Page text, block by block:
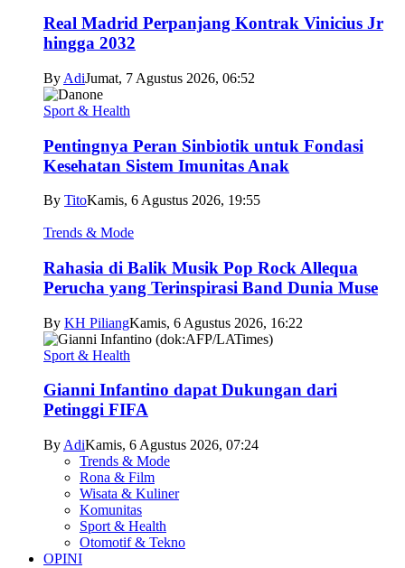
Real Madrid Perpanjang Kontrak Vinicius Jr
hingga 2032
By AdiJumat, 7 Agustus 2026, 06:52
Sport & Health
Pentingnya Peran Sinbiotik untuk Fondasi
Kesehatan Sistem Imunitas Anak
By TitoKamis, 6 Agustus 2026, 19:55
Trends & Mode
Rahasia di Balik Musik Pop Rock Allequa
Perucha yang Terinspirasi Band Dunia Muse
By KH PiliangKamis, 6 Agustus 2026, 16:22
Sport & Health
Gianni Infantino dapat Dukungan dari
Petinggi FIFA
By AdiKamis, 6 Agustus 2026, 07:24
Trends & Mode
Rona & Film
Wisata & Kuliner
Komunitas
Sport & Health
Otomotif & Tekno
OPINI